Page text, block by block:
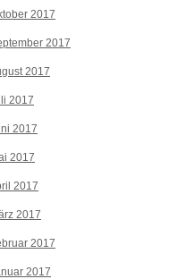
2017
2017
2017
2017
2017
2017
2017
2017
2017
2017